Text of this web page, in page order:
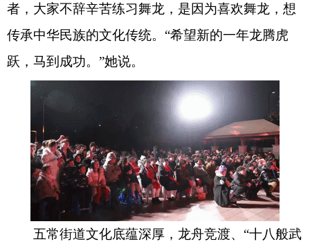
者，大家不辞辛苦练习舞龙，是因为喜欢舞龙，想
传承中华民族的文化传统。“希望新的一年龙腾虎
跃，马到成功。”她说。
五常街道文化底蕴深厚，龙舟竞渡、“十八般武